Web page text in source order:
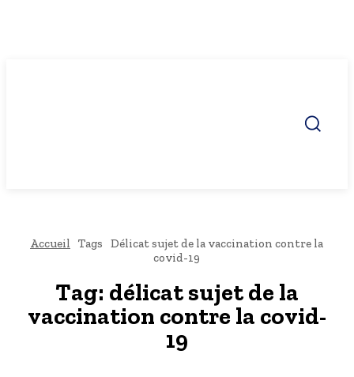
Accueil Tags
Délicat sujet de la vaccination contre la
covid-19
Tag: délicat sujet de la
vaccination contre la covid-
19